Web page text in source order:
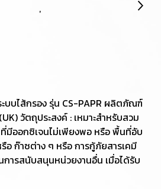
บบไส้กรอง รุ่น CS-PAPR ผลิตภัณฑ์
วัตถุประสงค์ : เหมาะสำหรับสวม
มีออกซิเจนไม่เพียงพอ หรือ พื้นที่อับ
อ ก๊าซต่าง ๆ หรือ การกู้ภัยสารเคมี
การสนับสนุนหน่วยงานอื่น เมื่อได้รับ